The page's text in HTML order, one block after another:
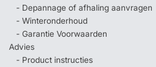
- Depannage of afhaling aanvragen
- Winteronderhoud
- Garantie Voorwaarden
Advies
- Product instructies